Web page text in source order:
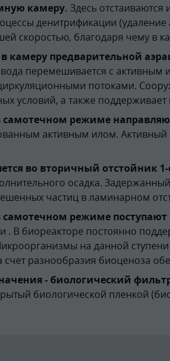
камеру. Здесь
денитрификации
скоростью, благодаря чему в
камеру предварительной
перемешивается с
потоками.
условий, а также
режиме
активным илом.
во вторичный отстойник 1-
осадка.
частиц в ламинарном
режиме поступают
. В биореакторе постоянно
на данной
разнообразия биоценоза
- биологический
биологической пленкой